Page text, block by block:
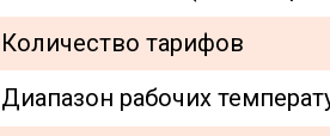
Количество тарифов
Диапазон рабочих